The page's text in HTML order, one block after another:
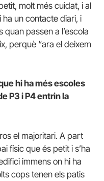
molt més cuidat, i al
ha un contacte diari, i
passen a l’escola
perquè “ara el deixem
hi ha més escoles
P3 i P4 entrin la
el majoritari. A part
físic que és petit i s’ha
immens on hi ha
cops tenen els patis